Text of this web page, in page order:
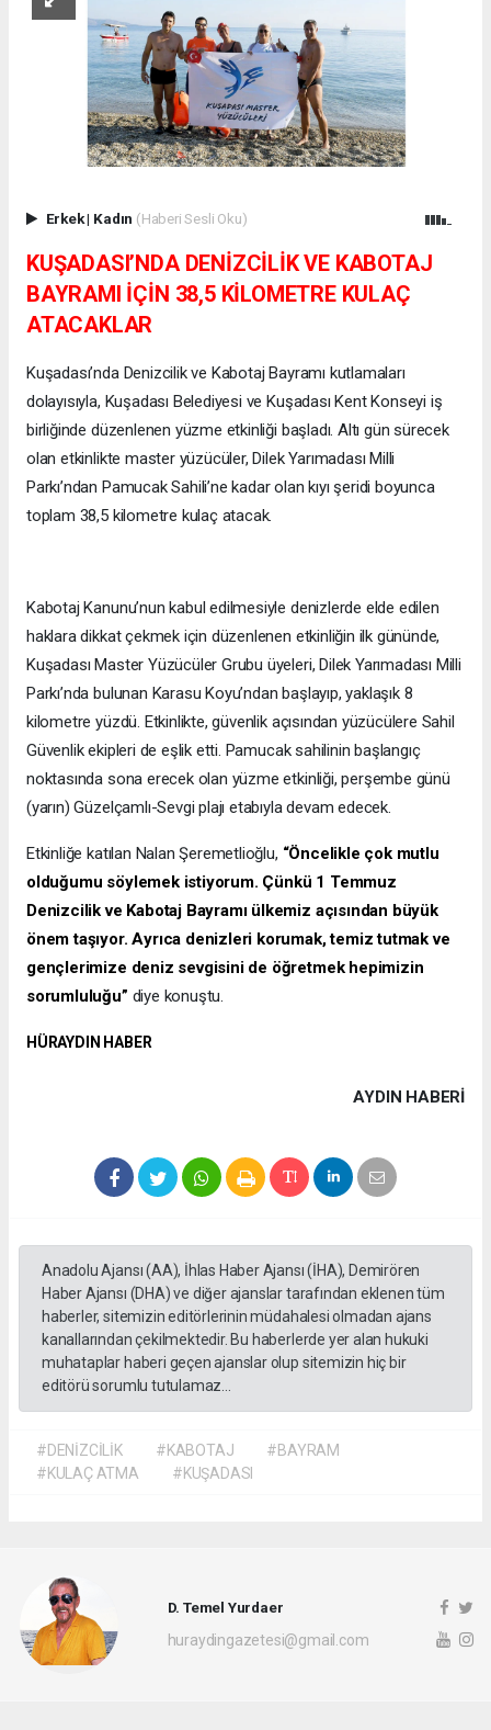
Erkek| Kadın (Haberi Sesli Oku)
KUŞADASI’NDA DENİZCİLİK VE KABOTAJ
BAYRAMI İÇİN 38,5 KİLOMETRE KULAÇ
ATACAKLAR
Kuşadası’nda Denizcilik ve Kabotaj Bayramı kutlamaları
dolayısıyla, Kuşadası Belediyesi ve Kuşadası Kent Konseyi iş
birliğinde düzenlenen yüzme etkinliği başladı. Altı gün sürecek
olan etkinlikte master yüzücüler, Dilek Yarımadası Milli
Parkı’ndan Pamucak Sahili’ne kadar olan kıyı şeridi boyunca
toplam 38,5 kilometre kulaç atacak.
Kabotaj Kanunu’nun kabul edilmesiyle denizlerde elde edilen
haklara dikkat çekmek için düzenlenen etkinliğin ilk gününde,
Kuşadası Master Yüzücüler Grubu üyeleri, Dilek Yarımadası Milli
Parkı’nda bulunan Karasu Koyu’ndan başlayıp, yaklaşık 8
kilometre yüzdü. Etkinlikte, güvenlik açısından yüzücülere Sahil
Güvenlik ekipleri de eşlik etti. Pamucak sahilinin başlangıç
noktasında sona erecek olan yüzme etkinliği, perşembe günü
(yarın) Güzelçamlı-Sevgi plajı etabıyla devam edecek.
Etkinliğe katılan Nalan Şeremetlioğlu, “Öncelikle çok mutlu
olduğumu söylemek istiyorum. Çünkü 1 Temmuz
Denizcilik ve Kabotaj Bayramı ülkemiz açısından büyük
önem taşıyor. Ayrıca denizleri korumak, temiz tutmak ve
gençlerimize deniz sevgisini de öğretmek hepimizin
sorumluluğu” diye konuştu.
HÜRAYDIN HABER
AYDIN HABERİ
Anadolu Ajansı (AA), İhlas Haber Ajansı (İHA), Demirören
Haber Ajansı (DHA) ve diğer ajanslar tarafından eklenen tüm
haberler, sitemizin editörlerinin müdahalesi olmadan ajans
kanallarından çekilmektedir. Bu haberlerde yer alan hukuki
muhataplar haberi geçen ajanslar olup sitemizin hiç bir
editörü sorumlu tutulamaz...
#DENİZCİLİK #KABOTAJ
#BAYRAM
#KULAÇ ATMA
#KUŞADASI
D. Temel Yurdaer
huraydingazetesi@gmail.com